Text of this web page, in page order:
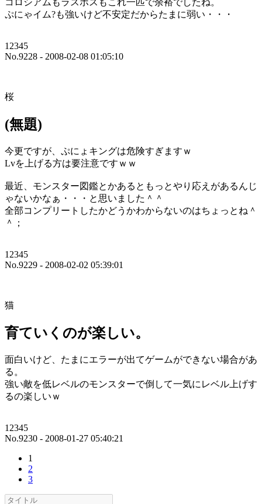
コロシアムもラスボスもこれ一匹で余裕でしたね。
ぷにゃイム?も強いけど不安定だからたまに弱い・・・
12345
No.9228 - 2008-02-08 01:05:10
桜
(無題)
今更ですが、ぷにょキングは危険すぎますｗ
Lvを上げる方は要注意ですｗｗ
最近、モンスター図鑑とかあるともっとやり応えがあるんじ
ゃないかなぁ・・・と思いました＾＾
全部コンプリートしたかどうかわからないのはちょっとね＾
＾；
12345
No.9229 - 2008-02-02 05:39:01
猫
育ていくのが楽しい。
面白いけど、たまにエラーが出てゲームができない場合があ
る。
強い敵を低レベルのモンスターで倒して一気にレベル上げす
るの楽しいｗ
12345
No.9230 - 2008-01-27 05:40:21
1
2
3